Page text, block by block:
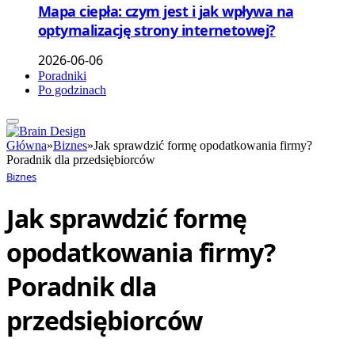
Mapa ciepła: czym jest i jak wpływa na
optymalizację strony internetowej?
2026-06-06
Poradniki
Po godzinach
Główna»Biznes»Jak sprawdzić formę opodatkowania firmy?
Poradnik dla przedsiębiorców
Biznes
Jak sprawdzić formę
opodatkowania firmy?
Poradnik dla
przedsiębiorców